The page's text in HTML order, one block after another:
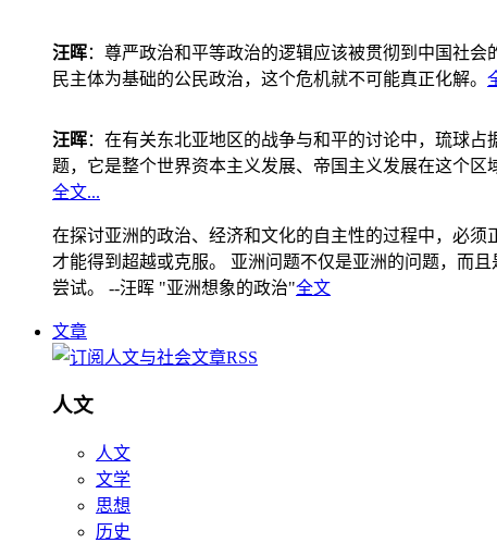
汪晖：尊严政治和平等政治的逻辑应该被贯彻到中国社
民主体为基础的公民政治，这个危机就不可能真正化解。
汪晖：在有关东北亚地区的战争与和平的讨论中，琉球
题，它是整个世界资本主义发展、帝国主义发展在这个区
全文...
在探讨亚洲的政治、经济和文化的自主性的过程中，必
才能得到超越或克服。 亚洲问题不仅是亚洲的问题，而
尝试。 --汪晖 "亚洲想象的政治"全文
文章
人文
人文
文学
思想
历史